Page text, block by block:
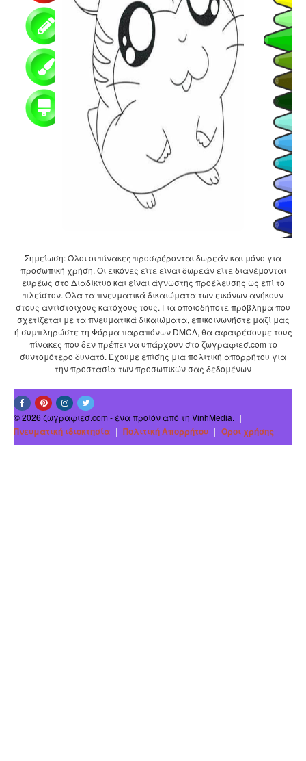
Σημείωση: Όλοι οι πίνακες προσφέρονται δωρεάν και μόνο για
προσωπική χρήση. Οι εικόνες είτε είναι δωρεάν είτε διανέμονται
ευρέως στο Διαδίκτυο και είναι άγνωστης προέλευσης ως επί το
πλείστον. Όλα τα πνευματικά δικαιώματα των εικόνων ανήκουν
στους αντίστοιχους κατόχους τους. Για οποιοδήποτε πρόβλημα που
σχετίζεται με τα πνευματικά δικαιώματα, επικοινωνήστε μαζί μας
ή συμπληρώστε τη Φόρμα παραπόνων DMCA, θα αφαιρέσουμε τους
πίνακες που δεν πρέπει να υπάρχουν στο ζωγραφιεσ.com το
συντομότερο δυνατό. Έχουμε επίσης μια πολιτική απορρήτου για
την προστασία των προσωπικών σας δεδομένων
© 2026 ζωγραφιεσ.com - ένα προϊόν από τη VinhMedia. |
Πνευματική ιδιοκτησία | Πολιτική Απορρήτου | Οροι χρήσης